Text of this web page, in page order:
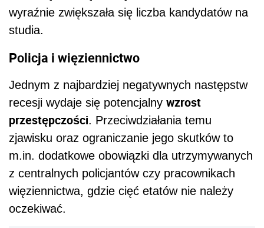
wyraźnie zwiększała się liczba kandydatów na
studia.
Policja i więziennictwo
Jednym z najbardziej negatywnych następstw
recesji wydaje się potencjalny wzrost
przestępczości. Przeciwdziałania temu
zjawisku oraz ograniczanie jego skutków to
m.in. dodatkowe obowiązki dla utrzymywanych
z centralnych policjantów czy pracownikach
więziennictwa, gdzie cięć etatów nie należy
oczekiwać.